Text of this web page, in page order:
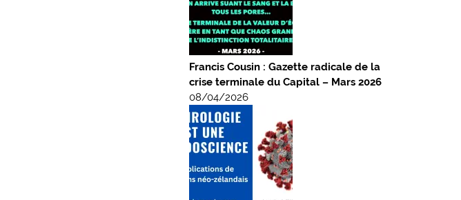
Francis Cousin : Gazette radicale de la
crise terminale du Capital – Mars 2026
08/04/2026